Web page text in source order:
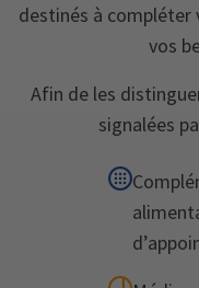
destinés à
vos
Afin de les
signalées